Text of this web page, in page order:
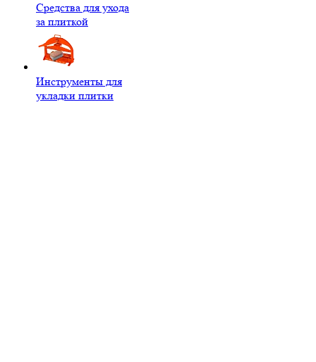
Средства для ухода
за плиткой
Инструменты для
укладки плитки